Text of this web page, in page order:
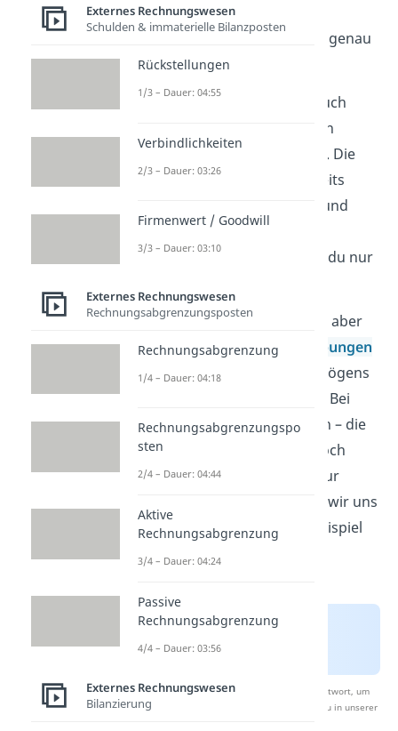
Wie du siehst, haben wir hier genau
sieben Posten aufgelistet.
Unternehmen dürfen aber auch
noch detailliertere Angaben in
zusätzlichen Spalten machen. Die
meisten Posten wirst du bereits
und
Zuschreibungensind
selbsterklärend, diese musst du nur
Bei denAbgängen solltest du aber
beachten, dass dieAbschreibungen
des abgehenden Anlagevermögens
ausgebucht werden müssen. Bei
Umbuchungenist das ähnlich – die
Abschreibungen werden jedoch
nicht ausgebucht, sondern nur
umgeschichtet. Das schauen wir uns
aber später noch in einem Beispiel
an.
Nach Beantwortung speichern wir deine Antwort, um
Studyflix zu verbessern. Mehr dazu erfährst du in unserer
Externes Rechnungswesen
Schulden & immaterielle Bilanzposten
Rückstellungen
1/3 – Dauer: 04:55
Verbindlichkeiten
2/3 – Dauer: 03:26
Firmenwert / Goodwill
3/3 – Dauer: 03:10
Externes Rechnungswesen
Rechnungsabgrenzungsposten
Rechnungsabgrenzung
1/4 – Dauer: 04:18
Rechnungsabgrenzungspo
sten
2/4 – Dauer: 04:44
Aktive
Rechnungsabgrenzung
3/4 – Dauer: 04:24
Passive
Rechnungsabgrenzung
4/4 – Dauer: 03:56
Externes Rechnungswesen
Bilanzierung